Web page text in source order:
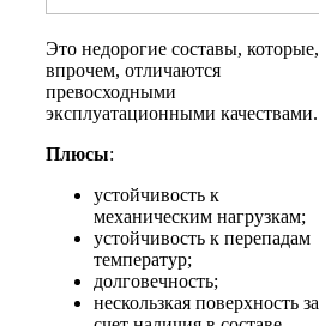
Это недорогие составы, которые,
впрочем, отличаются
превосходными
эксплуатационными качествами.
Плюсы:
устойчивость к
механическим нагрузкам;
устойчивость к перепадам
температур;
долговечность;
нескользкая поверхность за